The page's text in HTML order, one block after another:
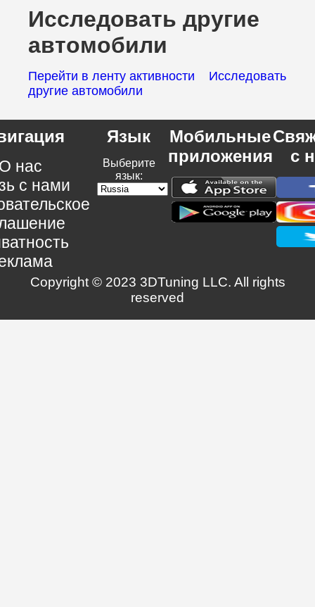
Исследовать другие
автомобили
Перейти в ленту активности
Исследовать
другие автомобили
нас
с нами
Язык
Выберите
язык:
Мобильные
приложения
с
Copyright © 2023 3DTuning LLC. All rights
reserved